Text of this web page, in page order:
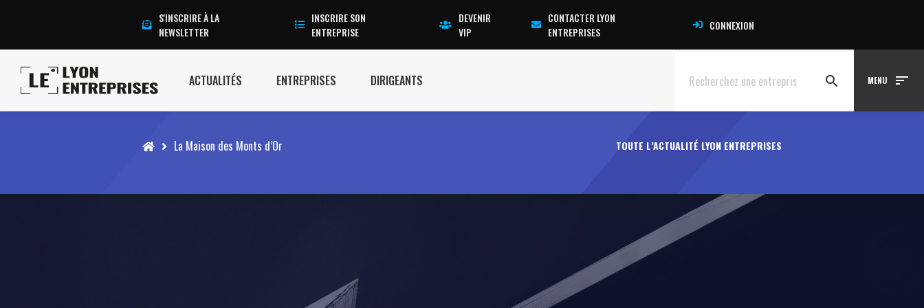
S'INSCRIRE À LA
NEWSLETTER
INSCRIRE SON
ENTREPRISE
DEVENIR
VIP
CONTACTER LYON
ENTREPRISES
CONNEXION
ACTUALITÉS ENTREPRISES DIRIGEANTS search MENU sort
Accueil La Maison des Monts d’Or TOUTE L’ACTUALITÉ LYON ENTREPRISES